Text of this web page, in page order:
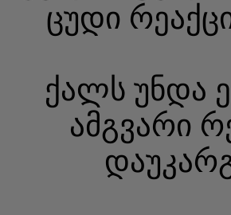
ცუდი
ქალს უნდა
ამგვარი